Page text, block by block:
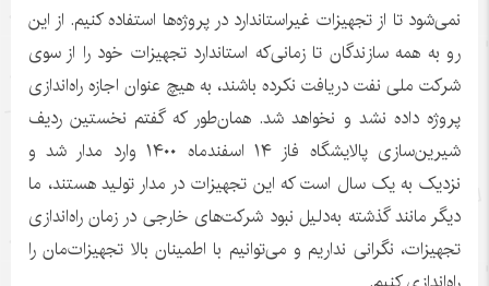
نمی‌شود تا از تجهیزات غیراستاندارد در پروژه‌ها استفاده کنیم. از این
رو به همه سازندگان تا زمانی‌که استاندارد تجهیزات خود را از سوی
شرکت ملی نفت دریافت نکرده باشند، به هیچ عنوان اجازه راه‌اندازی
پروژه داده نشد و نخواهد شد. همان‌طور که گفتم نخستین ردیف
شیرین‌سازی پالایشگاه فاز ۱۴ اسفندماه ۱۴۰۰ وارد مدار شد و
نزدیک به یک سال است که این تجهیزات در مدار تولید هستند، ما
دیگر مانند گذشته به‌دلیل نبود شرکت‌های خارجی در زمان راه‌اندازی
تجهیزات، نگرانی نداریم و می‌توانیم با اطمینان بالا تجهیزات‌مان را